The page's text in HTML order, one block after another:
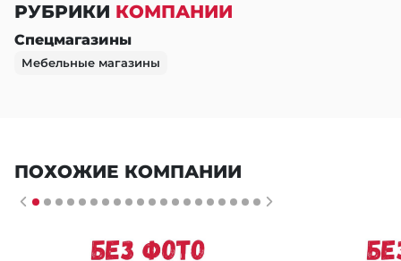
РУБРИКИ КОМПАНИИ
Спецмагазины
Мебельные магазины
ПОХОЖИЕ КОМПАНИИ